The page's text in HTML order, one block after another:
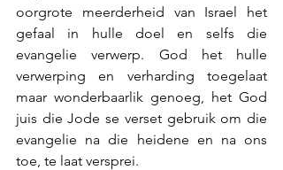
oorgrote meerderheid van Israel het
gefaal in hulle doel en selfs die
evangelie verwerp. God het hulle
verwerping en verharding toegelaat
maar wonderbaarlik genoeg, het God
juis die Jode se verset gebruik om die
evangelie na die heidene en na ons
toe, te laat versprei.